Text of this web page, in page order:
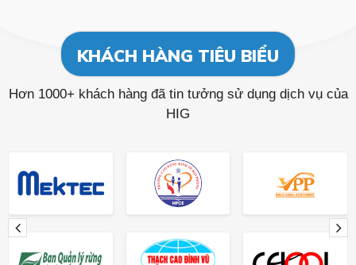
KHÁCH HÀNG TIÊU BIỂU
Hơn 1000+ khách hàng đã tin tưởng sử dụng dịch vụ của
HIG